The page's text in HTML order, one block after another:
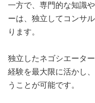
一方で、専門的な知識
ーは、独立してコンサ
ります。
独立したネゴシエータ
経験を最大限に活かし
うことが可能です。